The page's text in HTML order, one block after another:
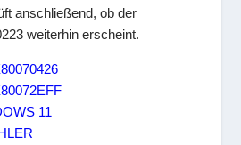
anschließend, ob der
weiterhin erscheint.
11